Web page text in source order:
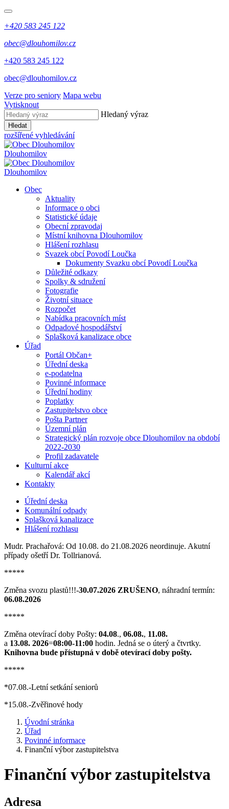
+420 583 245 122
obec@dlouhomilov.cz
+420 583 245 122
obec@dlouhomilov.cz
Verze pro seniory Mapa webu
Vytisknout
Hledaný výraz
Hledat
rozšířené vyhledávání
Dlouhomilov
Dlouhomilov
Obec
Aktuality
Informace o obci
Statistické údaje
Obecní zpravodaj
Místní knihovna Dlouhomilov
Hlášení rozhlasu
Svazek obcí Povodí Loučka
Dokumenty Svazku obcí Povodí Loučka
Důležité odkazy
Spolky & sdružení
Fotografie
Životní situace
Rozpočet
Nabídka pracovních míst
Odpadové hospodářství
Splašková kanalizace obce
Úřad
Portál Občan+
Úřední deska
e-podatelna
Povinné informace
Úřední hodiny
Poplatky
Zastupitelstvo obce
Pošta Partner
Územní plán
Strategický plán rozvoje obce Dlouhomilov na období
2022-2030
Profil zadavatele
Kulturní akce
Kalendář akcí
Kontakty
Úřední deska
Komunální odpady
Splašková kanalizace
Hlášení rozhlasu
Mudr. Prachařová: Od 10.08. do 21.08.2026 neordinuje. Akutní
případy ošetří Dr. Tollrianová.
*****
Změna svozu plastů!!!-30.07.2026 ZRUŠENO, náhradní termín:
06.08.2026
*****
Změna otevírací doby Pošty: 04.08., 06.08., 11.08.
a 13.08. 2026=08:00-11:00 hodin. Jedná se o úterý a čtvrtky.
Knihovna bude přístupná v době otevírací doby pošty.
*****
*07.08.-Letní setkání seniorů
*15.08.-Zvěřinové hody
Úvodní stránka
Úřad
Povinné informace
Finanční výbor zastupitelstva
Finanční výbor zastupitelstva
Adresa